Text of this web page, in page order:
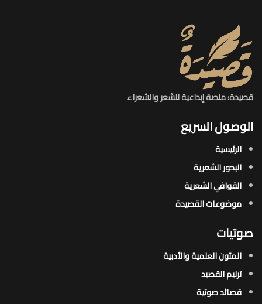
قصيدة: منصة إبداعية للشعر والشعراء
الوصول السريع
الرئيسية
البحور الشعرية​
القوافي الشعرية​
موضوعات القصيدة​
صوتيات
المتون العلمية والأدبية
ترنيم القصيد
قصائد صوتية